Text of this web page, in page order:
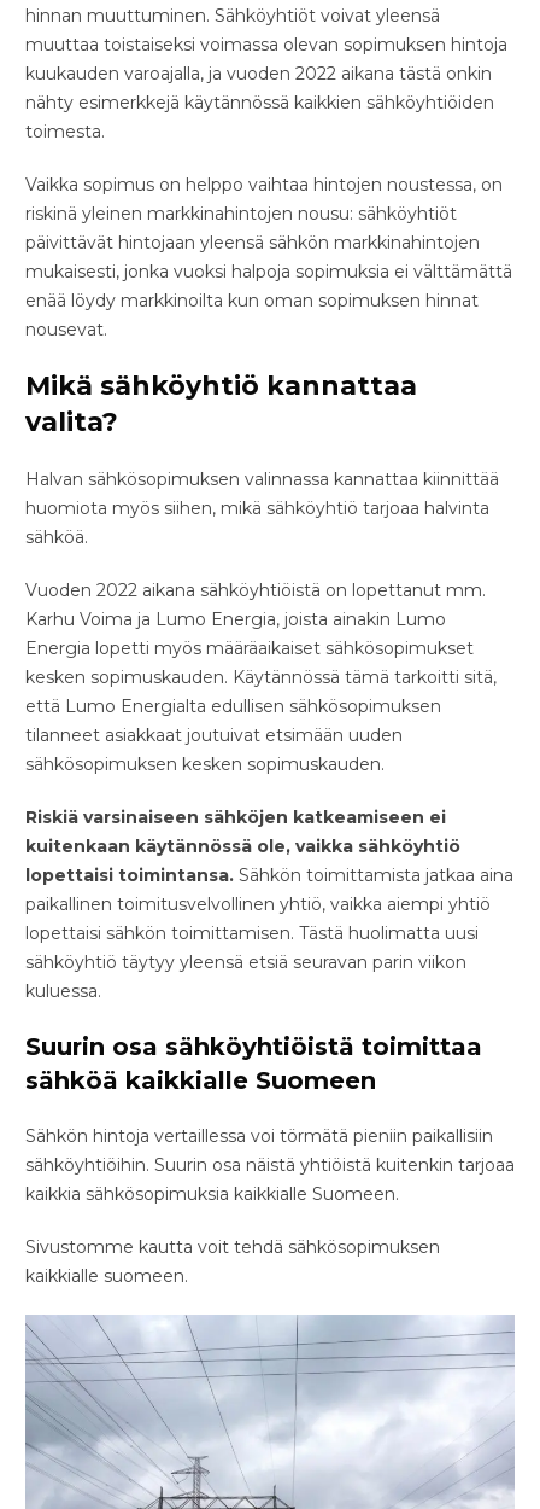
hinnan muuttuminen. Sähköyhtiöt voivat yleensä
muuttaa toistaiseksi voimassa olevan sopimuksen hintoja
kuukauden varoajalla, ja vuoden 2022 aikana tästä onkin
nähty esimerkkejä käytännössä kaikkien sähköyhtiöiden
toimesta.
Vaikka sopimus on helppo vaihtaa hintojen noustessa, on
riskinä yleinen markkinahintojen nousu: sähköyhtiöt
päivittävät hintojaan yleensä sähkön markkinahintojen
mukaisesti, jonka vuoksi halpoja sopimuksia ei välttämättä
enää löydy markkinoilta kun oman sopimuksen hinnat
nousevat.
Mikä sähköyhtiö kannattaa
valita?
Halvan sähkösopimuksen valinnassa kannattaa kiinnittää
huomiota myös siihen, mikä sähköyhtiö tarjoaa halvinta
sähköä.
Vuoden 2022 aikana sähköyhtiöistä on lopettanut mm.
Karhu Voima ja Lumo Energia, joista ainakin Lumo
Energia lopetti myös määräaikaiset sähkösopimukset
kesken sopimuskauden. Käytännössä tämä tarkoitti sitä,
että Lumo Energialta edullisen sähkösopimuksen
tilanneet asiakkaat joutuivat etsimään uuden
sähkösopimuksen kesken sopimuskauden.
Riskiä varsinaiseen sähköjen katkeamiseen ei
kuitenkaan käytännössä ole, vaikka sähköyhtiö
lopettaisi toimintansa. Sähkön toimittamista jatkaa aina
paikallinen toimitusvelvollinen yhtiö, vaikka aiempi yhtiö
lopettaisi sähkön toimittamisen. Tästä huolimatta uusi
sähköyhtiö täytyy yleensä etsiä seuravan parin viikon
kuluessa.
Suurin osa sähköyhtiöistä toimittaa
sähköä kaikkialle Suomeen
Sähkön hintoja vertaillessa voi törmätä pieniin paikallisiin
sähköyhtiöihin. Suurin osa näistä yhtiöistä kuitenkin tarjoaa
kaikkia sähkösopimuksia kaikkialle Suomeen.
Sivustomme kautta voit tehdä sähkösopimuksen
kaikkialle suomeen.